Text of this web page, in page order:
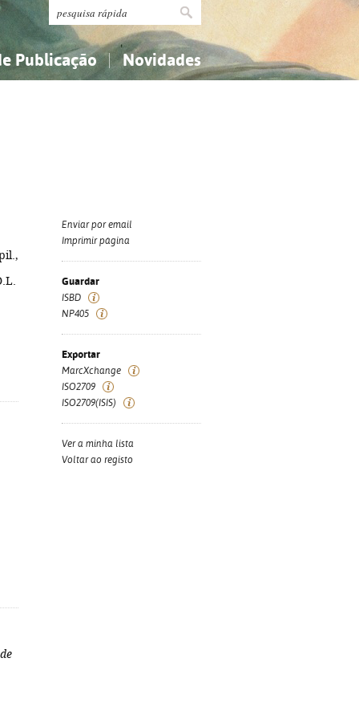
Publicação Novidades
Enviar por email
Imprimir página
Guardar
ISBD
NP405
Exportar
MarcXchange
ISO2709
ISO2709(ISIS)
Ver a minha lista
Voltar ao registo